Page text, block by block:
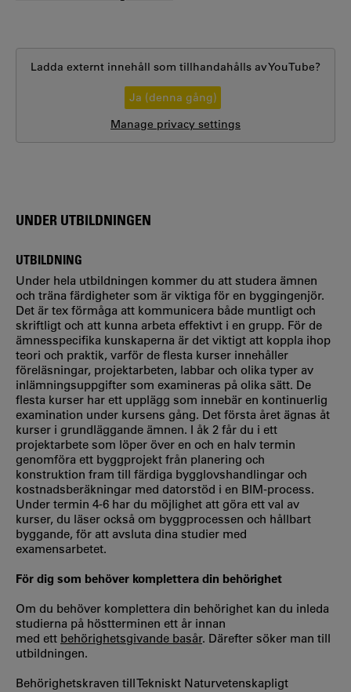
Ladda externt innehåll som tillhandahålls avYouTube?
Ja (denna gång)
Manage privacy settings
UNDER UTBILDNINGEN
UTBILDNING
Under hela utbildningen kommer du att studera ämnen
och träna färdigheter som är viktiga för en byggingenjör.
Det är tex förmåga att kommunicera både muntligt och
skriftligt och att kunna arbeta effektivt i en grupp. För de
ämnesspecifika kunskaperna är det viktigt att koppla ihop
teori och praktik, varför de flesta kurser innehåller
föreläsningar, projektarbeten, labbar och olika typer av
inlämningsuppgifter som examineras på olika sätt. De
flesta kurser har ett upplägg som innebär en kontinuerlig
examination under kursens gång. Det första året ägnas åt
kurser i grundläggande ämnen. I åk 2 får du i ett
projektarbete som löper över en och en halv termin
genomföra ett byggprojekt från planering och
konstruktion fram till färdiga bygglovshandlingar och
kostnadsberäkningar med datorstöd i en BIM-process.
Under termin 4-6 har du möjlighet att göra ett val av
kurser, du läser också om byggprocessen och hållbart
byggande, för att avsluta dina studier med
examensarbetet.
För dig som behöver komplettera din behörighet
Om du behöver komplettera din behörighet kan du inleda
studierna på höstterminen ett år innan
med ett behörighetsgivande basår. Därefter söker man till
utbildningen.
Behörighetskraven till Tekniskt Naturvetenskapligt